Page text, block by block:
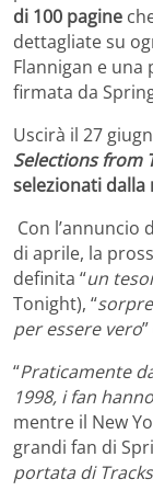
di 100 pagine
dettagliate su
Flannigan e
firmata da
Uscirà il 27
Selections from
selezionati dalla
Con l’annuncio
di aprile, la
definita “un
Tonight), “
per essere vero
“Praticamente
1998, i fan
mentre il New
grandi fan di
portata di